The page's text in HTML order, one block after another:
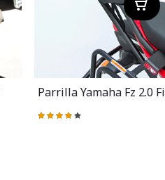
Parrilla Yamaha Fz 2.0 Fi
Valoración: